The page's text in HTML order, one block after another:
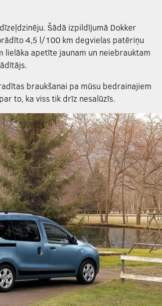
Šādā izpildījumā Dokker
4,5 l/100 km degvielas patēriņu
apetīte jaunam un neiebrauktam
braukšanai pa mūsu bedrainajiem
to, ka viss tik drīz nesalūzīs.